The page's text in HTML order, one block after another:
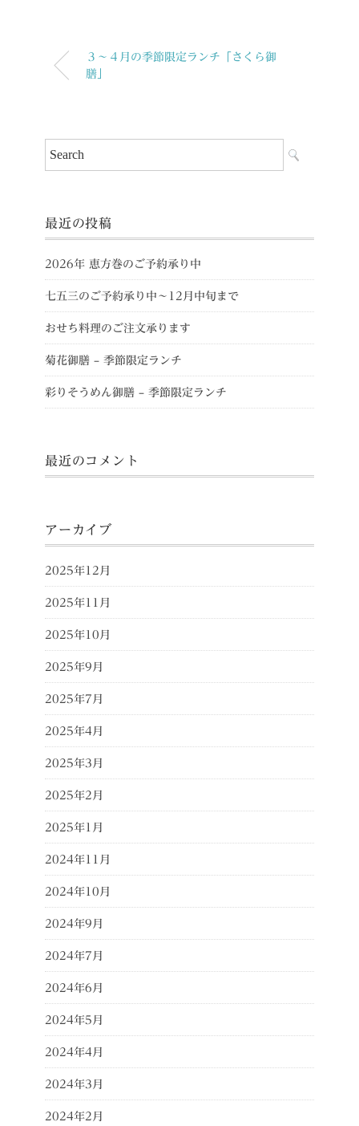
３～４月の季節限定ランチ「さくら御
膳」
最近の投稿
2026年 恵方巻のご予約承り中
七五三のご予約承り中～12月中旬まで
おせち料理のご注文承ります
菊花御膳 – 季節限定ランチ
彩りそうめん御膳 – 季節限定ランチ
最近のコメント
アーカイブ
2025年12月
2025年11月
2025年10月
2025年9月
2025年7月
2025年4月
2025年3月
2025年2月
2025年1月
2024年11月
2024年10月
2024年9月
2024年7月
2024年6月
2024年5月
2024年4月
2024年3月
2024年2月